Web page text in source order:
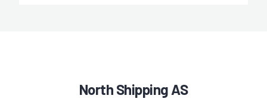
North Shipping AS